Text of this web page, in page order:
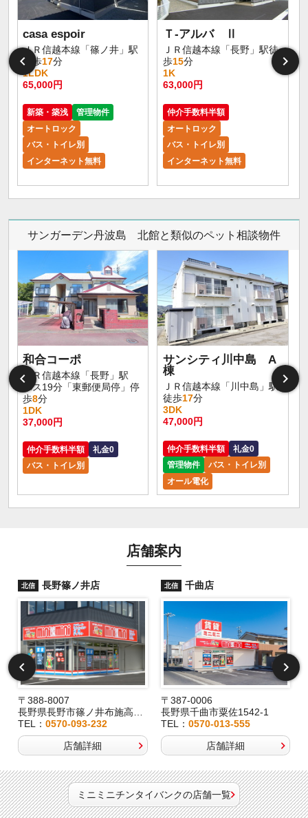
casa espoir
ＪＲ信越本線「篠ノ井」駅
徒歩17分
1LDK
65,000円
新築・築浅
管理物件
オートロック
バス・トイレ別
インターネット無料
Ｔ-アルバ Ⅱ
ＪＲ信越本線「長野」駅徒
歩15分
1K
63,000円
仲介手数料半額
オートロック
バス・トイレ別
インターネット無料
サンガーデン丹波島 北館と類似のペット相談物件
和合コーポ
ＪＲ信越本線「長野」駅
バス19分「東郵便局停」停
歩8分
1DK
37,000円
仲介手数料半額
礼金0
バス・トイレ別
サンシティ川中島 A
棟
ＪＲ信越本線「川中島」駅
徒歩17分
3DK
47,000円
仲介手数料半額
礼金0
管理物件
バス・トイレ別
オール電化
店舗案内
北信 長野篠ノ井店
〒388-8007
長野県長野市篠ノ井布施高田407-8
TEL：0570-093-232
店舗詳細
北信 千曲店
〒387-0006
長野県千曲市粟佐1542-1
TEL： 0570-013-555
店舗詳細
ミニミニチンタイバンクの店舗一覧